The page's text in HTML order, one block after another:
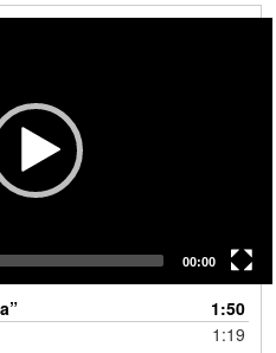
00:00
1:50
1:19